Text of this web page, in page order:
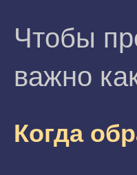
Чтобы
важно
Когда